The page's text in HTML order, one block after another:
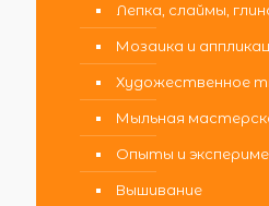
Лепка, слаймы,
Мозаика и
Художественное
Мыльная
Опыты и
Вышивание